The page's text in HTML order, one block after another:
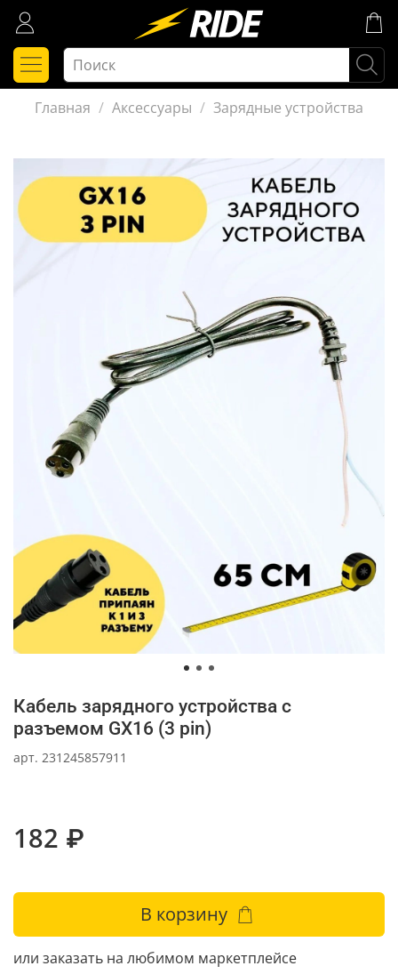
Главная Аксессуары Зарядные устройства
арт. 231245857911
Кабель зарядного устройства с
разъемом GX16 (3 pin)
182 ₽
В корзину
или заказать на любимом маркетплейсе